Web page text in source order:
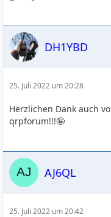
DH1YBD
25. Juli 2022 um 20:28
Herzlichen Dank auch
qrpforum!!!🤪
AJ6QL
25. Juli 2022 um 20:42